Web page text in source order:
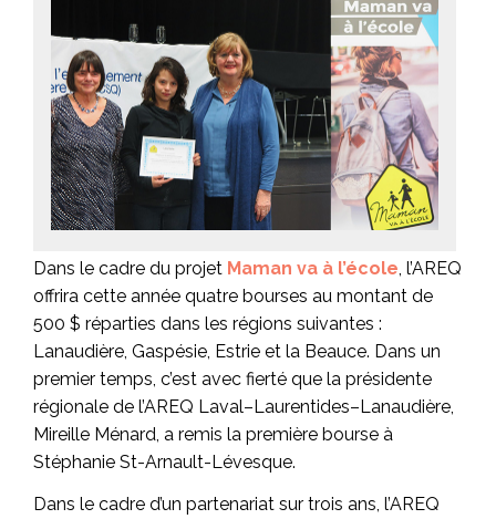
Dans le cadre du projet Maman va à l’école, l’AREQ
offrira cette année quatre bourses au montant de
500 $ réparties dans les régions suivantes :
Lanaudière, Gaspésie, Estrie et la Beauce. Dans un
premier temps, c’est avec fierté que la présidente
régionale de l’AREQ Laval–Laurentides–Lanaudière,
Mireille Ménard, a remis la première bourse à
Stéphanie St-Arnault-Lévesque.
Dans le cadre d’un partenariat sur trois ans, l’AREQ